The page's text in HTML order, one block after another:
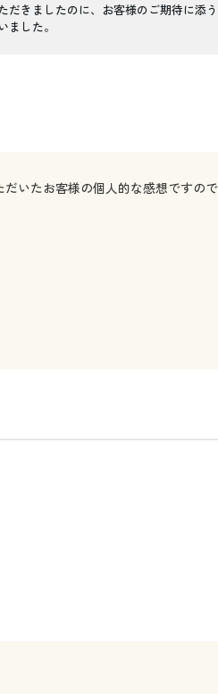
だきましたのに、お客様のご期待に添
ました。
いたお客様の個人的な感想ですの